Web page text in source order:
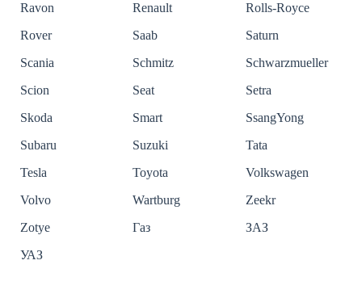
Ravon
Renault
Rolls-Royce
Rover
Saab
Saturn
Scania
Schmitz
Schwarzmueller
Scion
Seat
Setra
Skoda
Smart
SsangYong
Subaru
Suzuki
Tata
Tesla
Toyota
Volkswagen
Volvo
Wartburg
Zeekr
Zotye
Газ
ЗАЗ
УАЗ